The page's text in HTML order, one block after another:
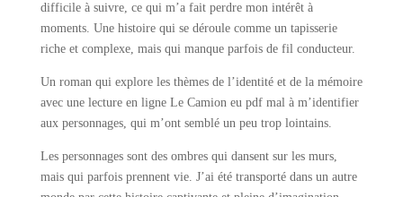
difficile à suivre, ce qui m’a fait perdre mon intérêt à
moments. Une histoire qui se déroule comme un tapisserie
riche et complexe, mais qui manque parfois de fil conducteur.
Un roman qui explore les thèmes de l’identité et de la mémoire
avec une lecture en ligne Le Camion eu pdf mal à m’identifier
aux personnages, qui m’ont semblé un peu trop lointains.
Les personnages sont des ombres qui dansent sur les murs,
mais qui parfois prennent vie. J’ai été transporté dans un autre